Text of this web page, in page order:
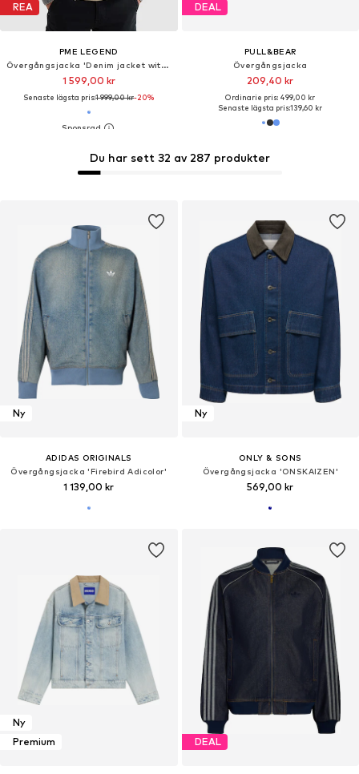
REA
PME LEGEND
Övergångsjacka 'Denim jacket with badges'
1 599,00 kr
Senaste lägsta pris:1 999,00 kr-20%
DEAL
PULL&BEAR
Övergångsjacka
209,40 kr
Ordinarie pris: 499,00 kr
Senaste lägsta pris:139,60 kr
Ny
ADIDAS ORIGINALS
Övergångsjacka 'Firebird Adicolor'
1 139,00 kr
Ny
ONLY & SONS
Övergångsjacka 'ONSKAIZEN'
569,00 kr
Du har sett 32 av 287 produkter
Ny
Premium
DEAL